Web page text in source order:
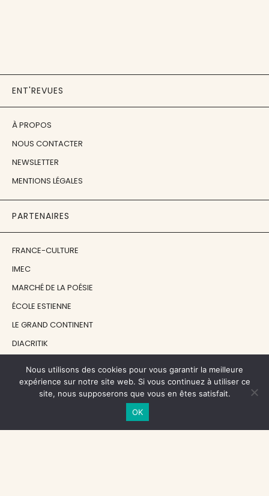
ENT'REVUES
À PROPOS
NOUS CONTACTER
NEWSLETTER
MENTIONS LÉGALES
PARTENAIRES
FRANCE-CULTURE
IMEC
MARCHÉ DE LA POÉSIE
ÉCOLE ESTIENNE
LE GRAND CONTINENT
DIACRITIK
NOS SOUTIENS
CENTRE NATIONAL DU LIVRE
Nous utilisons des cookies pour vous garantir la meilleure
expérience sur notre site web. Si vous continuez à utiliser ce
site, nous supposerons que vous en êtes satisfait.
OK